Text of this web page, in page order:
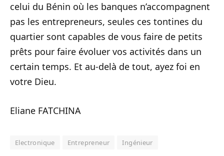
celui du Bénin où les banques n’accompagnent
pas les entrepreneurs, seules ces tontines du
quartier sont capables de vous faire de petits
prêts pour faire évoluer vos activités dans un
certain temps. Et au-delà de tout, ayez foi en
votre Dieu.
Eliane FATCHINA
Electronique Entrepreneur Ingénieur